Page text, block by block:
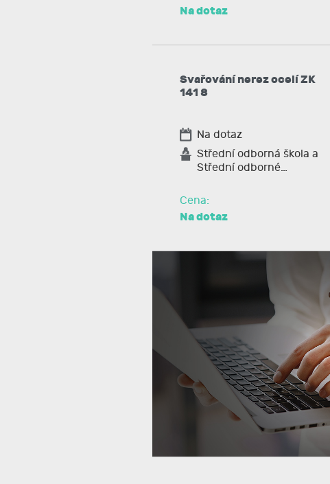
Na dotaz
Svařování nerez ocelí ZK
141 8
Na dotaz
Střední odborná škola a
Střední odborné…
Cena:
Na dotaz